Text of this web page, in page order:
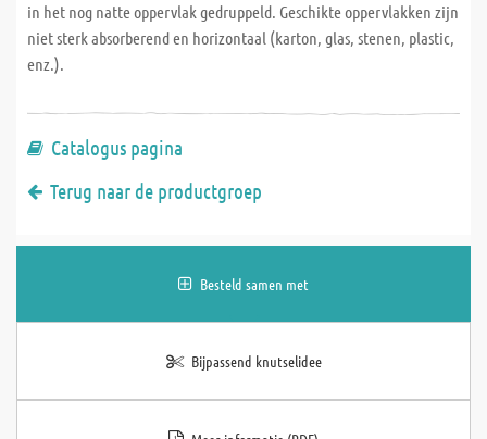
in het nog natte oppervlak gedruppeld. Geschikte oppervlakken zijn
niet sterk absorberend en horizontaal (karton, glas, stenen, plastic,
enz.).
Catalogus pagina
Terug naar de productgroep
Besteld samen met
Bijpassend knutselidee